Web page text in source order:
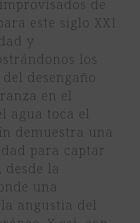
de
este siglo XXI
y
los
desengaño
en el
agua toca el
demuestra una
para captar
desde la
una
angustia del